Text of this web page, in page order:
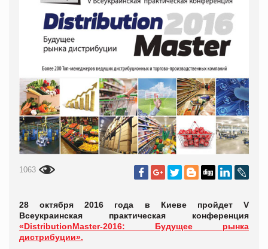
1063
28 октября 2016 года в Киеве пройдет V
Всеукраинская практическая конференция
«DistributionMaster-2016: Будущее рынка
дистрибуции».